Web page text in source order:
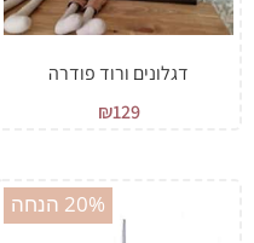
דגלונים ורוד פודרה
₪129
20% הנחה